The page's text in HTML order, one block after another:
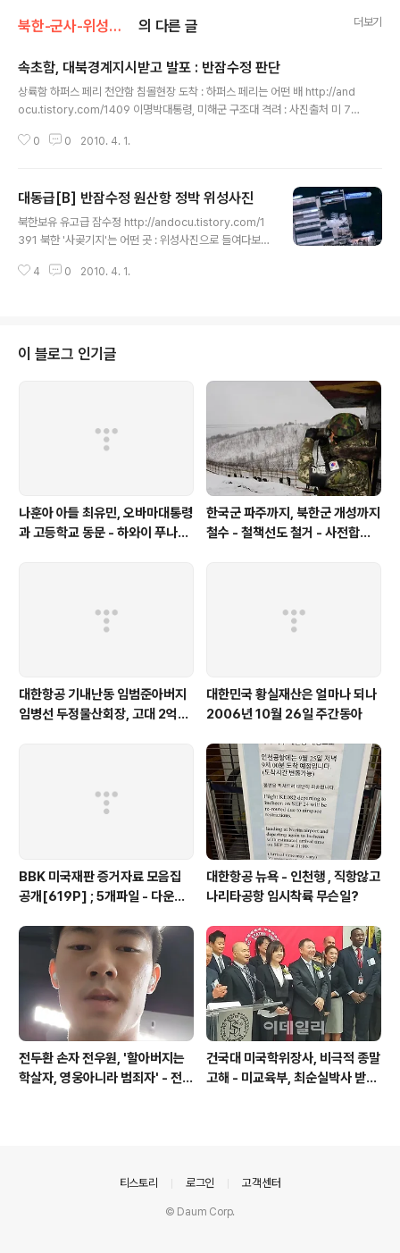
북한-군사-위성사진 의 다른 글 더보기
속초함, 대북경계지시받고 발포 : 반잠수정 판단
상륙함 하퍼스 페리 천안함 침몰현장 도착 : 하퍼스 페리는 어떤 배 http://and
ocu.tistory.com/1409 이명박대통령, 미해군 구조대 격려 : 사진출처 미 7함
이 5분45초 http://andocu.tistory.com/1407 북한 남포 비파곶 잠수함기
대동급[B] 반잠수정 원산항 정박 위성사진 http://andocu.tistory.com/139
8 북한보유 유고급 잠수정 http://andocu.ti..
0 0 2010. 4. 1.
대동급[B] 반잠수정 원산항 정박 위성사진
북한보유 유고급 잠수정 http://andocu.tistory.com/1
391 북한 '사곶기지'는 어떤 곳 : 위성사진으로 들여다보니
인치까지 판독 http://andocu.tistory.com/554 북한
도 09분 38초 32 - 127도 26분 40초 45 입니다
4 0 2010. 4. 1.
이 블로그 인기글
나훈아 아들 최유민, 오바마대통령
과 고등학교 동문 - 하와이 푸나호
한국군 파주까지, 북한군 개성까지
철수 - 철책선도 철거 - 사전합의
대한항공 기내난동 임범준아버지
임병선 두정물산회장, 고대 2억기
대한민국 황실재산은 얼마나 되나
2006년 10월 26일 주간동아
BBK 미국재판 증거자료 모음집
공개[619P] ; 5개파일 - 다운로
대한항공 뉴욕 - 인천행 , 직항않고
나리타공항 임시착륙 무슨일?
전두환 손자 전우원, '할아버지는
학살자, 영웅아니라 범죄자' - 전재
건국대 미국학위장사, 비극적 종말
고해 - 미교육부, 최순실박사 받은
티스토리 로그인 고객센터
© Daum Corp.